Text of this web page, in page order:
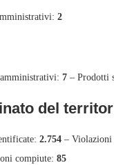
2
7 – Prodotti
del
2.754 – Violazioni
compiute: 85